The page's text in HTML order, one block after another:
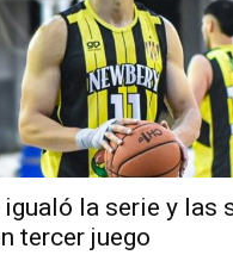
igualó la serie y las
tercer juego